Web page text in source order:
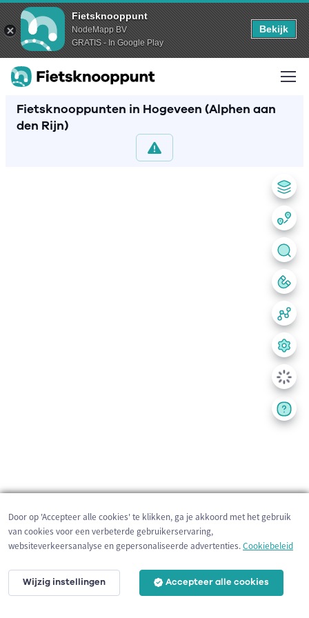
Fietsknooppunt
NodeMapp BV
GRATIS - In Google Play
Bekijk
Fietsknooppunten in Hogeveen (Alphen aan
den Rijn)
200 m
Door op 'Accepteer alle cookies' te klikken, ga je akkoord met het gebruik
van cookies voor een verbeterde gebruikerservaring,
websiteverkeersanalyse en gepersonaliseerde advertenties.Cookiebeleid
Wijzig instellingen Accepteer alle cookies